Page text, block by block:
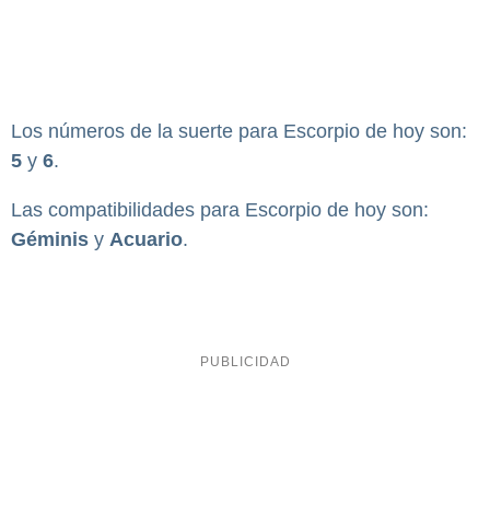
Los números de la suerte para Escorpio de hoy son:
5 y 6.
Las compatibilidades para Escorpio de hoy son:
Géminis y Acuario.